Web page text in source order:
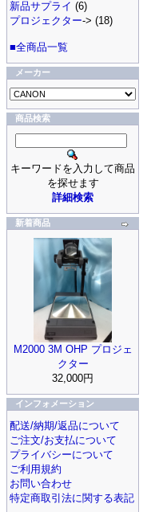
新品サプライ (6)
プロジェクター-> (18)
■全商品一覧
メーカー
商品検索
キーワードを入力して商品
を探せます
詳細検索
新着商品
M2000 3M OHP プロジェ
クター
32,000円
インフォメーション
配送/納期/返品について
ご注文/お支払について
プライバシーについて
ご利用規約
お問い合わせ
特定商取引法に関する表記